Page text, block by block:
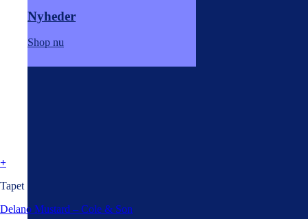
Nyheder
Shop nu
+
Tapet
Delano Mustard – Cole & Son